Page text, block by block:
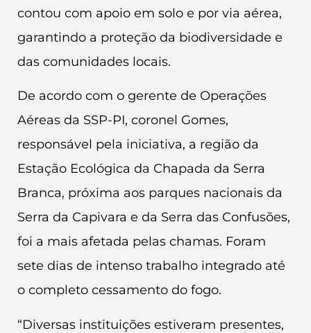
contou com apoio em solo e por via aérea,
garantindo a proteção da biodiversidade e
das comunidades locais.
De acordo com o gerente de Operações
Aéreas da SSP-PI, coronel Gomes,
responsável pela iniciativa, a região da
Estação Ecológica da Chapada da Serra
Branca, próxima aos parques nacionais da
Serra da Capivara e da Serra das Confusões,
foi a mais afetada pelas chamas. Foram
sete dias de intenso trabalho integrado até
o completo cessamento do fogo.
“Diversas instituições estiveram presentes,